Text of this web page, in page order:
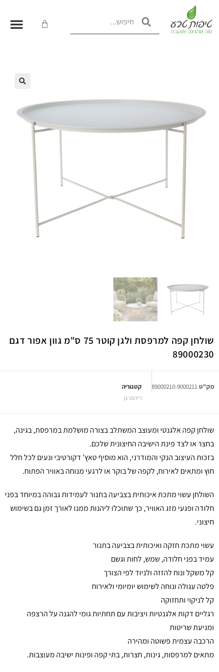
שולחן קפה למרפסת ולגן קוטר 75 ס"מ גוון אפור דגם
89000230
מק"ט89000210-9000211
קטגוריה
ריהוט גן
שולחן קפה אלגנטי ומעוצב המשתלב בצורה מושלמת במרפסת, בגינה,
בחצר או לצד פינת הישיבה החיצונית שלכם.
בזכות העיצוב הנקי והמודרני, הוא מוסיף טאץ’ דקורטיבי ונעים לכל חלל
חוץ ומתאים לאירוח, לקפה של בוקר או לרגעי מנוחה באוויר הפתוח.
השולחן עשוי מתכת איכותית בצביעה בתנור לעמידות גבוהה במיוחד בפני
חלודה ופגעי מזג האוויר, כך שתוכלו ליהנות ממנו לאורך זמן גם בשימוש
חיצוני.
עשוי מתכת חזקה ואיכותית בצביעה בתנור
עמיד בפני חלודה, שמש, לחות וגשם
קל משקל ונוח להזזה ולניוד לפי הצורך
פלטה עגולה ונוחה לשימוש יומיומי ולאירוח
קל לניקוי ותחזוקה
רגליים דקות אלגנטיות ויציבות עם תחתיות גומי להגנה על הרצפה
ומניעת שריטות
הרכבה עצמית פשוטה ומהירה
מתאים למרפסות, גינות, חצרות, בתי קפה ופינות ישיבה מעוצבות.